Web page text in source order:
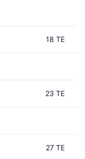
18 TE
23 TE
27 TE